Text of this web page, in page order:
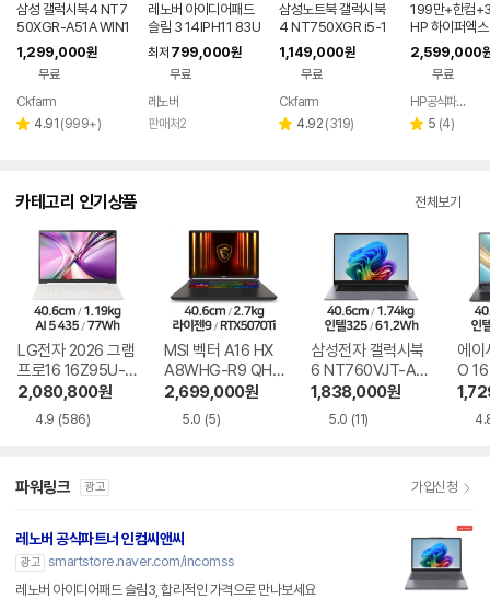
삼성 갤럭시북4 NT7
50XGR-A51A WIN1
1 FPP(버젼UP설치)
업무용 학생용 사무용
노트북 문스톤그레이
1,299,000원
무료
페이
Ckfarm
별 4.91 리
(999+)
레노버 아이디어패드
슬림 3 14IPH11 83U
Q005LKR 8GB
최저 799,000원
무료
레노버
판매처2
삼성노트북 갤럭시북
4 NT750XGR i5-1
3세대 16G 256G 사
무용 업무용 학생용 가
성비 노트북
1,149,000원
무료
페이
Ckfarm
별 4.92 리
(319)
199만+한컴
HP 하이퍼엑스
6 AI7 450
0 게이밍 노트
2,599,000
무료
HP공식파트너 이텍컴퓨터
별 5 리
(4)
카테고리 인기상품 전체보기
LG전자 2026 그램
프로16 16Z95U-G
S5WK
2,080,800원
4.9 (586)
MSI 벡터 A16 HX
A8WHG-R9 QHD
+
2,699,000원
5.0 (5)
삼성전자 갤럭시북
6 NT760VJT-A51
A
1,838,000원
5.0 (11)
에이
O
1-
파워링크 광고 가입신청
레노버 공식파트너 인컴씨앤씨
광고 smartstore.naver.com/incomss
레노버 아이디어패드 슬림3, 합리적인 가격으로 만나보세요